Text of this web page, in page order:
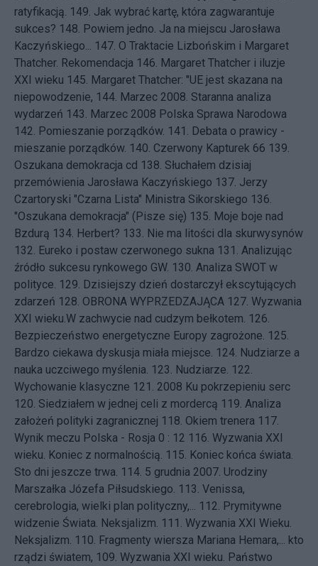
ratyfikacją. 149. Jak wybrać kartę, która zagwarantuje
sukces? 148. Powiem jedno. Ja na miejscu Jarosława
Kaczyńskiego... 147. O Traktacie Lizbońskim i Margaret
Thatcher. Rekomendacja 146. Margaret Thatcher i iluzje
XXI wieku 145. Margaret Thatcher: "UE jest skazana na
niepowodzenie, 144. Marzec 2008. Staranna analiza
wydarzeń 143. Marzec 2008 Polska Sprawa Narodowa
142. Pomieszanie porządków. 141. Debata o prawicy -
mieszanie porządków. 140. Czerwony Kapturek 66 139.
Oszukana demokracja cd 138. Słuchałem dzisiaj
przemówienia Jarosława Kaczyńskiego 137. Jerzy
Czartoryski "Czarna Lista" Ministra Sikorskiego 136.
"Oszukana demokracja" (Pisze się) 135. Moje boje nad
Bzdurą 134. Herbert? 133. Nie ma litości dla skurwysynów
132. Eureko i postaw czerwonego sukna 131. Analizując
źródło sukcesu rynkowego GW. 130. Analiza SWOT w
polityce. 129. Dzisiejszy dzień dostarczył ekscytujących
zdarzeń 128. OBRONA WYPRZEDZAJĄCA 127. Wyzwania
XXI wieku.W zachwycie nad cudzym bełkotem. 126.
Bezpieczeństwo energetyczne Europy zagrożone. 125.
Bardzo ciekawa dyskusja miała miejsce. 124. Nudziarze a
nauka uczciwego myślenia. 123. Nudziarze. 122.
Wychowanie klasyczne 121. 2008 Ku pokrzepieniu serc
120. Siedziałem w jednej celi z mordercą 119. Analiza
założeń polityki zagranicznej 118. Okiem trenera 117.
Wynik meczu Polska - Rosja 0 : 12 116. Wyzwania XXI
wieku. Koniec z normalnością. 115. Koniec końca świata.
Sto dni jeszcze trwa. 114. 5 grudnia 2007. Urodziny
Marszałka Józefa Piłsudskiego. 113. Venissa,
cerebrologia, wielki plan polityczny,... 112. Prymitywne
widzenie Świata. Neksjalizm. 111. Wyzwania XXI Wieku.
Neksjalizm. 110. Fragmenty wiersza Mariana Hemara,... kto
rządzi światem, 109. Wyzwania XXI wieku. Państwo